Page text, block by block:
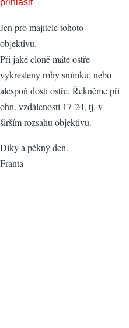
Jen pro majitele tohoto
objektivu.
Při jaké cloně máte ostře
vykresleny rohy snímku; nebo
alespoň dosti ostře. Řekněme při
ohn. vzdálenosti 17-24, tj. v
širším rozsahu objektivu.
Díky a pěkný den.
Franta